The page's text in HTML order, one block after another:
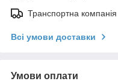
Транспортна компанія
Всі умови доставки
Умови оплати